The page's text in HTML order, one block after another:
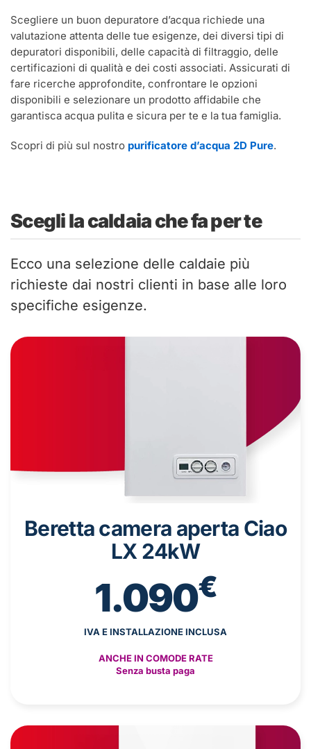
Scegliere un buon depuratore d’acqua richiede una
valutazione attenta delle tue esigenze, dei diversi tipi di
depuratori disponibili, delle capacità di filtraggio, delle
certificazioni di qualità e dei costi associati. Assicurati di
fare ricerche approfondite, confrontare le opzioni
disponibili e selezionare un prodotto affidabile che
garantisca acqua pulita e sicura per te e la tua famiglia.
Scopri di più sul nostro purificatore d’acqua 2D Pure.
Scegli la caldaia che fa per te
Ecco una selezione delle caldaie più
richieste dai nostri clienti in base alle loro
specifiche esigenze.
Beretta camera aperta Ciao
LX 24kW
1.090€
IVA E INSTALLAZIONE INCLUSA
ANCHE IN COMODE RATE
Senza busta paga